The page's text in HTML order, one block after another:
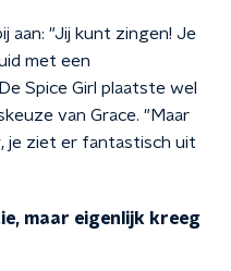
aan: "Jij kunt zingen! Je
met een
Spice Girl plaatste wel
van Grace. "Maar
je ziet er fantastisch uit
maar eigenlijk kreeg